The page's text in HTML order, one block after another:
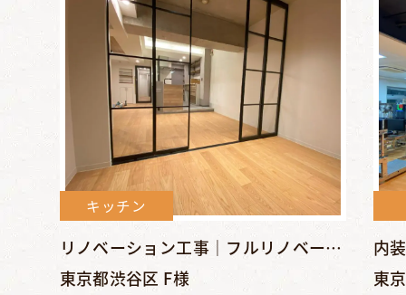
キッチン
リノベーション工事｜フルリノベーションでシンプル＆クールな空...
東京都渋谷区 F様
東